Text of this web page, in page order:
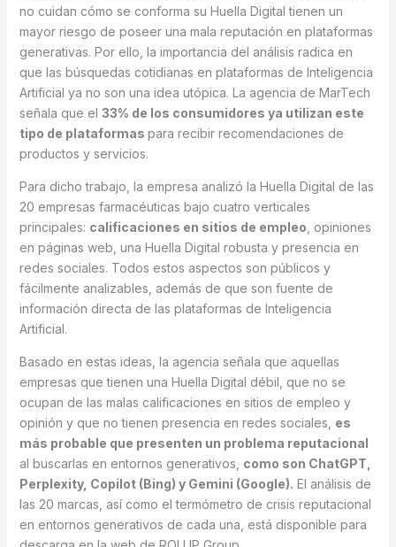
no cuidan cómo se conforma su Huella Digital tienen un
mayor riesgo de poseer una mala reputación en plataformas
generativas. Por ello, la importancia del análisis radica en
que las búsquedas cotidianas en plataformas de Inteligencia
Artificial ya no son una idea utópica. La agencia de MarTech
señala que el 33% de los consumidores ya utilizan este
tipo de plataformas para recibir recomendaciones de
productos y servicios.
Para dicho trabajo, la empresa analizó la Huella Digital de las
20 empresas farmacéuticas bajo cuatro verticales
principales: calificaciones en sitios de empleo , opiniones
en páginas web, una Huella Digital robusta y presencia en
redes sociales. Todos estos aspectos son públicos y
fácilmente analizables, además de que son fuente de
información directa de las plataformas de Inteligencia
Artificial.
Basado en estas ideas, la agencia señala que aquellas
empresas que tienen una Huella Digital débil, que no se
ocupan de las malas calificaciones en sitios de empleo y
opinión y que no tienen presencia en redes sociales, es
más probable que presenten un problema reputacional
al buscarlas en entornos generativos, como son ChatGPT,
Perplexity, Copilot (Bing) y Gemini (Google). El análisis de
las 20 marcas, así como el termómetro de crisis reputacional
en entornos generativos de cada una, está disponible para